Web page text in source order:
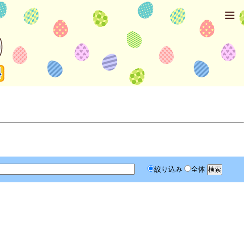
絞り込み 全体